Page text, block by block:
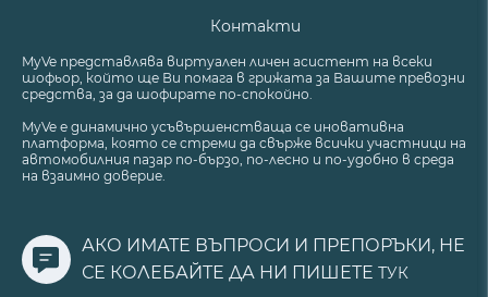
Контакти
MyVe представлява виртуален личен асистент на всеки
шофьор, който ще Ви помага в грижата за Вашите превозни
средства, за да шофирате по-спокойно.
MyVe е динамично усъвършенстваща се иновативна
платформа, която се стреми да свърже всички участници на
автомобилния пазар по-бързо, по-лесно и по-удобно в среда
на взаимно доверие.
АКО ИМАТЕ ВЪПРОСИ И ПРЕПОРЪКИ, НЕ
СЕ КОЛЕБАЙТЕ ДА НИ ПИШЕТЕ ТУК